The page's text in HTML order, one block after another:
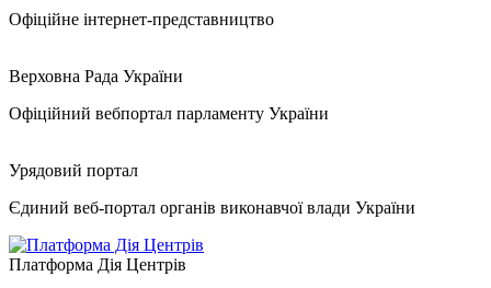
Офіційне інтернет-представництво
Верховна Рада України
Офіційний вебпортал парламенту України
Урядовий портал
Єдиний веб-портал органів виконавчої влади України
Платформа Дія Центрів